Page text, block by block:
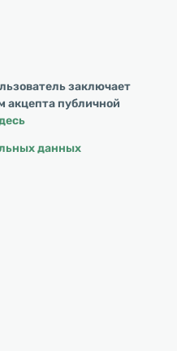
заключает
акцепта публичной
данных